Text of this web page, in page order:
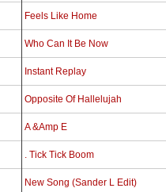
Feels Like Home
Who Can It Be Now
Instant Replay
Opposite Of Hallelujah
A &Amp E
. Tick Tick Boom
New Song (Sander L Edit)